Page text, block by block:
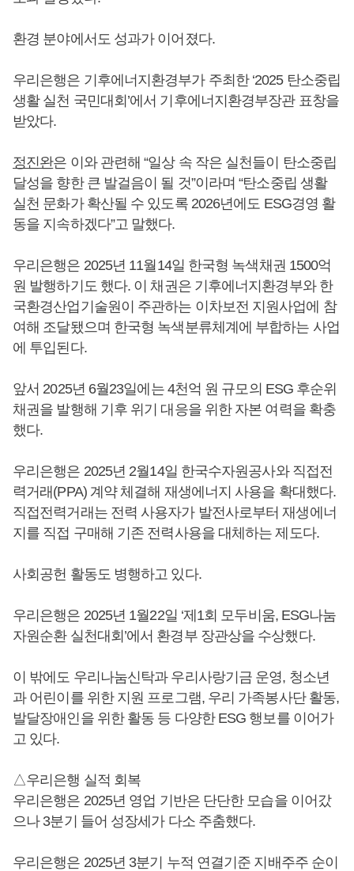
환경 분야에서도 성과가 이어졌다.
우리은행은 기후에너지환경부가 주최한 ‘2025 탄소중립
생활 실천 국민대회’에서 기후에너지환경부장관 표창을
받았다.
정진완은 이와 관련해 “일상 속 작은 실천들이 탄소중립
달성을 향한 큰 발걸음이 될 것”이라며 “탄소중립 생활
실천 문화가 확산될 수 있도록 2026년에도 ESG경영 활
동을 지속하겠다”고 말했다.
우리은행은 2025년 11월14일 한국형 녹색채권 1500억
원 발행하기도 했다. 이 채권은 기후에너지환경부와 한
국환경산업기술원이 주관하는 이차보전 지원사업에 참
여해 조달됐으며 한국형 녹색분류체계에 부합하는 사업
에 투입된다.
앞서 2025년 6월23일에는 4천억 원 규모의 ESG 후순위
채권을 발행해 기후 위기 대응을 위한 자본 여력을 확충
했다.
우리은행은 2025년 2월14일 한국수자원공사와 직접전
력거래(PPA) 계약 체결해 재생에너지 사용을 확대했다.
직접전력거래는 전력 사용자가 발전사로부터 재생에너
지를 직접 구매해 기존 전력사용을 대체하는 제도다.
사회공헌 활동도 병행하고 있다.
우리은행은 2025년 1월22일 ‘제1회 모두비움, ESG나눔
자원순환 실천대회’에서 환경부 장관상을 수상했다.
이 밖에도 우리나눔신탁과 우리사랑기금 운영, 청소년
과 어린이를 위한 지원 프로그램, 우리 가족봉사단 활동,
발달장애인을 위한 활동 등 다양한 ESG 행보를 이어가
고 있다.
△우리은행 실적 회복
우리은행은 2025년 영업 기반은 단단한 모습을 이어갔
으나 3분기 들어 성장세가 다소 주춤했다.
우리은행은 2025년 3분기 누적 연결기준 지배주주 순이